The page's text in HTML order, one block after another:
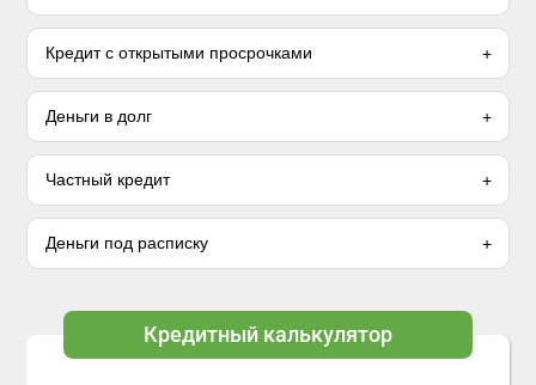
Кредит с открытыми просрочками
Деньги в долг
Частный кредит
Деньги под расписку
Кредитный калькулятор